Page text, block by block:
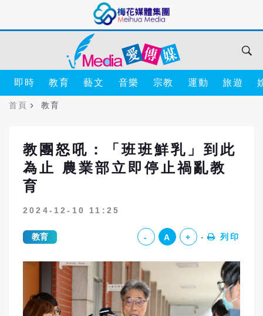
即時 教育 藝文 音樂 宗教 運動 旅遊
首頁 教育
教團怒吼：「班班鮮乳」到此
為止 農業部立即停止禍亂教
育
2024-12-10 11:25
教育 - A + 列印